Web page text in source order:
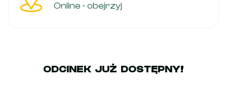
Online - obejrzyj
ODCINEK JUŻ DOSTĘPNY!